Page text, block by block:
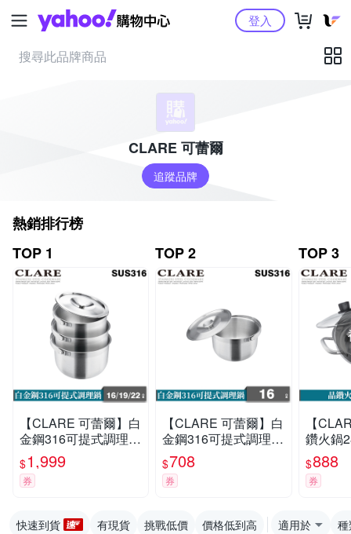
Yahoo購物中心登入
CLARE 可蕾爾
追蹤品牌
熱銷排行榜
TOP 1
【CLARE 可蕾爾】白
金鋼316可提式調理鍋
16+19+22cm
$1,999
券
TOP 2
【CLARE 可蕾爾】白
金鋼316可提式調理鍋
16cm
$708
券
TOP 3
【
鑽火鍋
$888
券
快速到貨 有現貨 挑戰低價 價格低到高 適用於